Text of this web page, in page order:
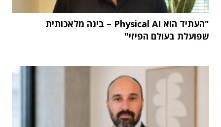
"העתיד הוא Physical AI – בינה מלאכותית
שפועלת בעולם הפיזי"